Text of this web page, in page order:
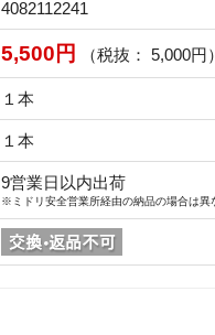
4082112241
5,500円 （税抜： 5,000円
１本
１本
9営業日以内出荷
※ミドリ安全営業所経由の納品の場合は異